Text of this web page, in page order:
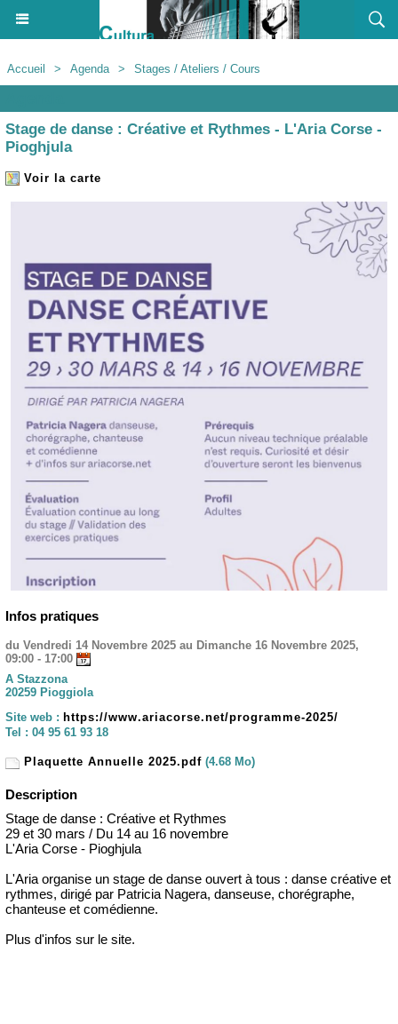
Accueil > Agenda > Stages / Ateliers / Cours
Stage de danse : Créative et Rythmes - L'Aria Corse -
Pioghjula
Voir la carte
Infos pratiques
du Vendredi 14 Novembre 2025 au Dimanche 16 Novembre 2025,
09:00 - 17:00
A Stazzona
20259 Pioggiola
Site web : https://www.ariacorse.net/programme-2025/
Tel : 04 95 61 93 18
Plaquette Annuelle 2025.pdf (4.68 Mo)
Description
Stage de danse : Créative et Rythmes
29 et 30 mars / Du 14 au 16 novembre
L'Aria Corse - Pioghjula
L'Aria organise un stage de danse ouvert à tous : danse créative et
rythmes, dirigé par Patricia Nagera, danseuse, chorégraphe,
chanteuse et comédienne.
Plus d'infos sur le site.